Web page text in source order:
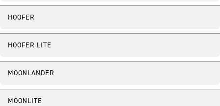
HOOFER
HOOFER LITE
MOONLANDER
MOONLITE